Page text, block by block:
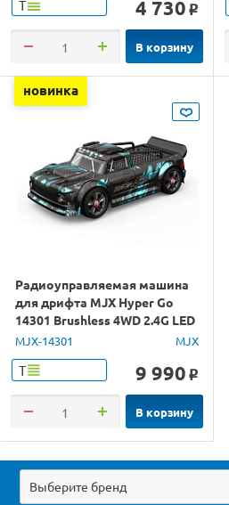
Т 4 730 o
В корзину
новинка
Радиоуправляемая машина
для дрифта MJX Hyper Go
14301 Brushless 4WD 2.4G LED
1/14 RTR
MJX-14301 MJX
Т 9 990 o
В корзину
Выберите бренд